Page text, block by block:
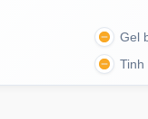
Gel
Tinh